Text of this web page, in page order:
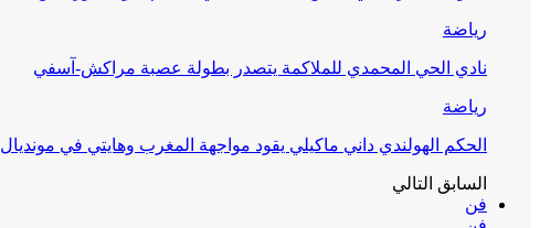
رياضة
نادي الحي المحمدي للملاكمة يتصدر بطولة عصبة مراكش-آسفي
رياضة
الحكم الهولندي داني ماكيلي يقود مواجهة المغرب وهايتي في مونديال 2026
السابق التالي
فن